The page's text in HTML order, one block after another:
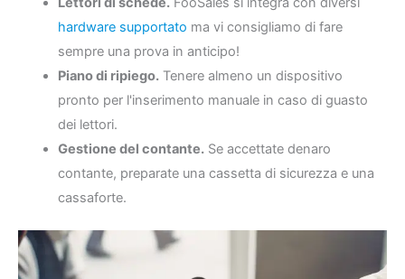
hardware supportato ma vi consigliamo di fare
sempre una prova in anticipo!
Piano di ripiego.Tenere almeno un dispositivo
pronto per l'inserimento manuale in caso di guasto
dei lettori.
Gestione del contante.Se accettate denaro
contante, preparate una cassetta di sicurezza e una
cassaforte.